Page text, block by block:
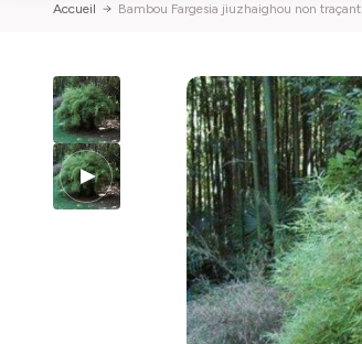
Accueil Bambou Fargesia jiuzhaighou non traçant